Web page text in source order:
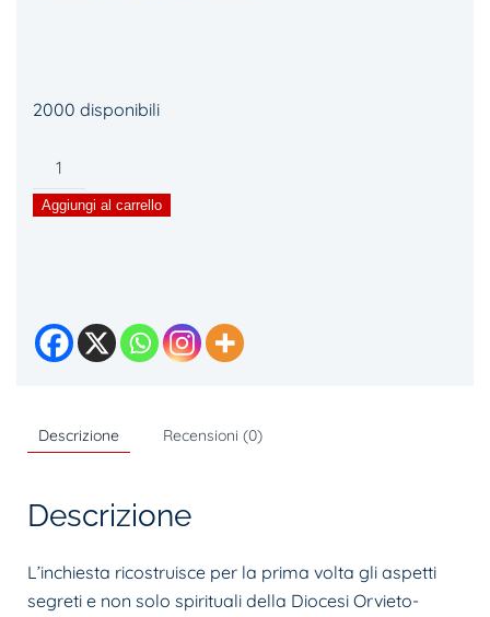
2000 disponibili
Scacco
monsignore.
gli
intrighi
Scanavino
Aggiungi al carrello
Descrizione Recensioni (0)
Descrizione
L’inchiesta ricostruisce per la prima volta gli aspetti
segreti e non solo spirituali della Diocesi Orvieto-